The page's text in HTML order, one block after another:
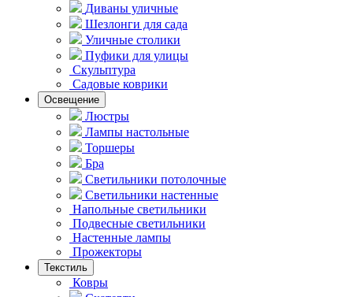
Диваны уличные
Шезлонги для сада
Уличные столики
Пуфики для улицы
Скульптура
Садовые коврики
Освещение
Люстры
Лампы настольные
Торшеры
Бра
Светильники потолочные
Светильники настенные
Напольные светильники
Подвесные светильники
Hастенные лампы
Прожекторы
Текстиль
Ковры